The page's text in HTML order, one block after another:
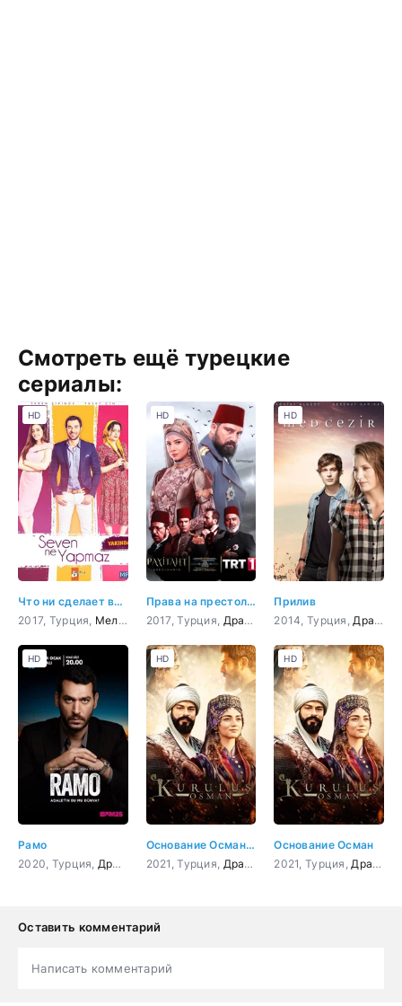
Смотреть ещё турецкие
сериалы:
Что ни сделает влюбленный
2017, Турция, Мелодрама ,Комедия
HD
Права на престол Абдулхамид
2017, Турция, Драма История
HD
Прилив
2014, Турция, Драма
HD
Рамо
2020, Турция, Драма Боевик,Криминал
HD
Основание Осман 133 серия
2021, Турция, Драма Боевик ,Приключения
HD
Основание Осман
2021, Турция, Драма
HD
Оставить комментарий
Написать комментарий